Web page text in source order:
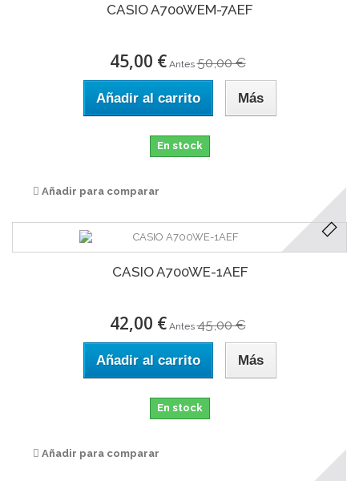
CASIO A700WEM-7AEF
45,00 € Antes 50,00 €
Añadir al carrito Más
En stock
Añadir para comparar
CASIO A700WE-1AEF
42,00 € Antes 45,00 €
Añadir al carrito Más
En stock
Añadir para comparar